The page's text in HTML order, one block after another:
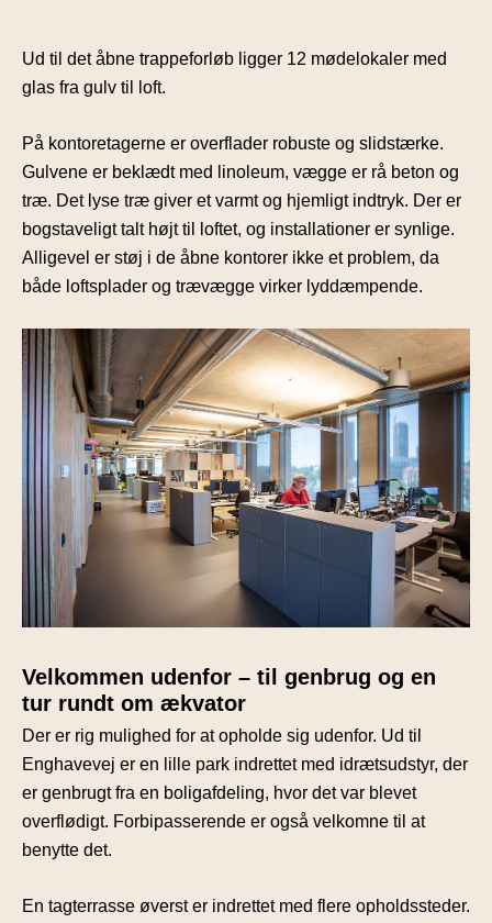
Ud til det åbne trappeforløb ligger 12 mødelokaler med
glas fra gulv til loft.
På kontoretagerne er overflader robuste og slidstærke.
Gulvene er beklædt med linoleum, vægge er rå beton og
træ. Det lyse træ giver et varmt og hjemligt indtryk. Der er
bogstaveligt talt højt til loftet, og installationer er synlige.
Alligevel er støj i de åbne kontorer ikke et problem, da
både loftsplader og trævægge virker lyddæmpende.
Velkommen udenfor – til genbrug og en
tur rundt om ækvator
Der er rig mulighed for at opholde sig udenfor. Ud til
Enghavevej er en lille park indrettet med idrætsudstyr, der
er genbrugt fra en boligafdeling, hvor det var blevet
overflødigt. Forbipasserende er også velkomne til at
benytte det.
En tagterrasse øverst er indrettet med flere opholdssteder.